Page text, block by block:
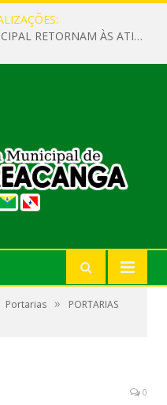
SERVIDORES DA CÂMARA MUNICIPAL RETORNAM ÀS ATIVIDADES APÓS O RECESSO PARLAMENTAR
Portarias »
PORTARIAS
0